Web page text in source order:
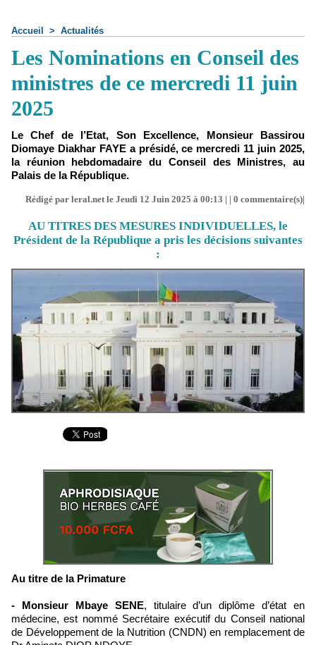
Accueil > Actualités
Les Nominations en Conseil des
ministres de ce mercredi 11 juin
2025
Le Chef de l’Etat, Son Excellence, Monsieur Bassirou
Diomaye Diakhar FAYE a présidé, ce mercredi 11 juin 2025,
la réunion hebdomadaire du Conseil des Ministres, au
Palais de la République.
Rédigé par leral.net le Jeudi 12 Juin 2025 à 00:13 | | 0 commentaire(s)|
AU TITRES DES MESURES INDIVIDUELLES, le
Président de la République a pris les décisions suivantes
:
Au titre de la Primature
- Monsieur Mbaye SENE, titulaire d’un diplôme d’état en
médecine, est nommé Secrétaire exécutif du Conseil national
de Développement de la Nutrition (CNDN) en remplacement de